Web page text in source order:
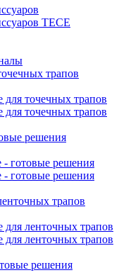
TECE
трапов
точечных трапов
точечных трапов
решения
готовые решения
готовые решения
трапов
ленточных трапов
ленточных трапов
решения